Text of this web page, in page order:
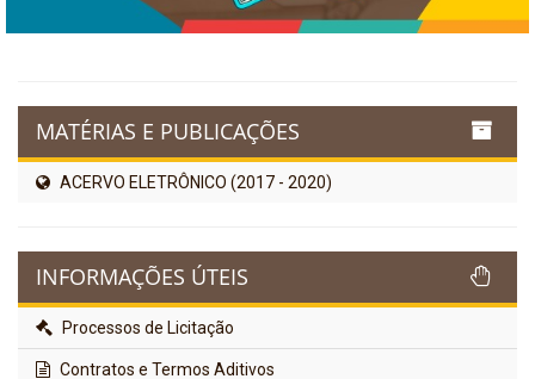
MATÉRIAS E PUBLICAÇÕES
ACERVO ELETRÔNICO (2017 - 2020)
INFORMAÇÕES ÚTEIS
Processos de Licitação
Contratos e Termos Aditivos